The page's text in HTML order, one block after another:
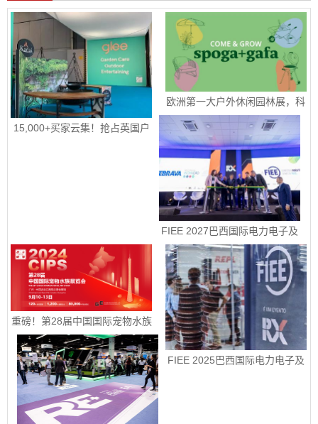
15,000+买家云集！抢占英国户
欧洲第一大户外休闲园林展，科
隆国际园艺、户外休闲及烧烤用
品展 spoga+gafa 圆满收官 下届
定档2027年 6 月 15日至 6 月
17 日
FIEE 2027巴西国际电力电子及
智能能源展销售正式启动
FIEE 2025巴西国际电力电子及
重磅！第28届中国国际宠物水族
展览会定档9月10-13日